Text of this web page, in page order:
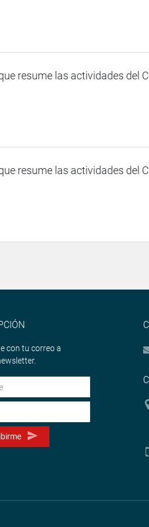
resume las actividades del
resume las actividades del
con tu correo a